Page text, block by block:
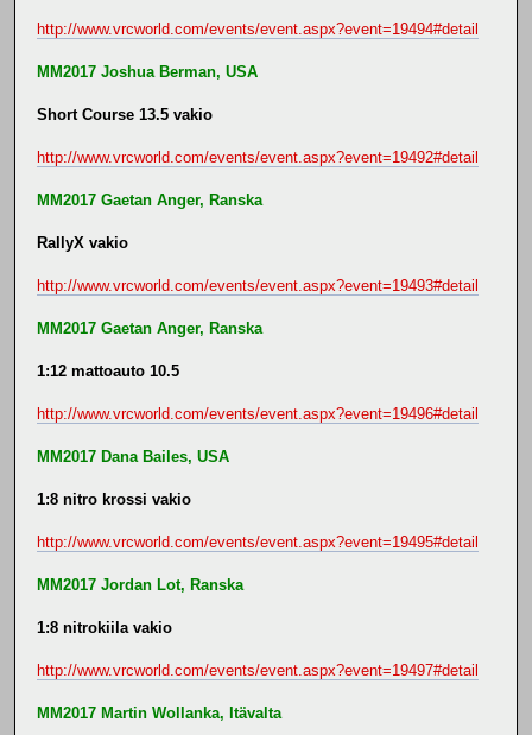
http://www.vrcworld.com/events/event.aspx?event=19494#detail
MM2017 Joshua Berman, USA
Short Course 13.5 vakio
http://www.vrcworld.com/events/event.aspx?event=19492#detail
MM2017 Gaetan Anger, Ranska
RallyX vakio
http://www.vrcworld.com/events/event.aspx?event=19493#detail
MM2017 Gaetan Anger, Ranska
1:12 mattoauto 10.5
http://www.vrcworld.com/events/event.aspx?event=19496#detail
MM2017 Dana Bailes, USA
1:8 nitro krossi vakio
http://www.vrcworld.com/events/event.aspx?event=19495#detail
MM2017 Jordan Lot, Ranska
1:8 nitrokiila vakio
http://www.vrcworld.com/events/event.aspx?event=19497#detail
MM2017 Martin Wollanka, Itävalta